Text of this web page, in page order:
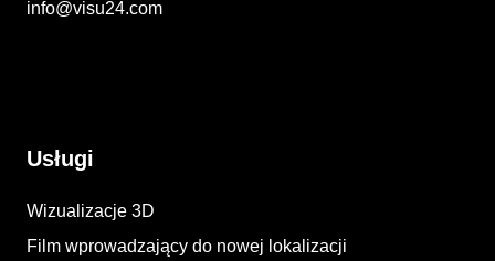
info@visu24.com
Usługi
Wizualizacje 3D
Film wprowadzający do nowej lokalizacji